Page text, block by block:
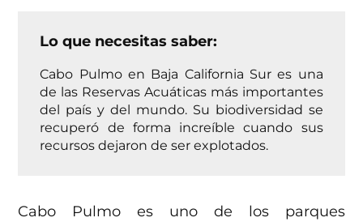
Lo que necesitas saber:
Cabo Pulmo en Baja California Sur es una
de las Reservas Acuáticas más importantes
del país y del mundo. Su biodiversidad se
recuperó de forma increíble cuando sus
recursos dejaron de ser explotados.
Cabo Pulmo es uno de los parques